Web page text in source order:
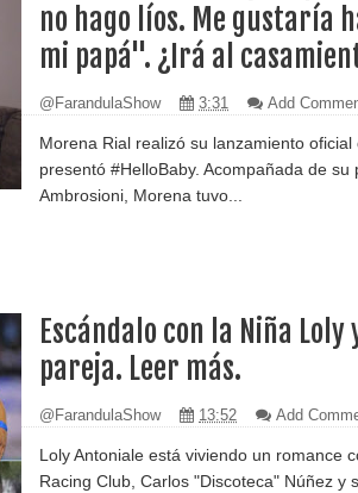
no hago líos. Me gustaría
mi papá". ¿Irá al
@FarandulaShow 3:31 Add
Morena Rial realizó su lanzamiento
presentó #HelloBaby. Acompañada de su
Ambrosioni, Morena tuvo...
Escándalo con la Niña Loly
pareja. Leer más.
@FarandulaShow 13:52 Add
Loly Antoniale está viviendo un romance
Racing Club, Carlos "Discoteca" Núñez y